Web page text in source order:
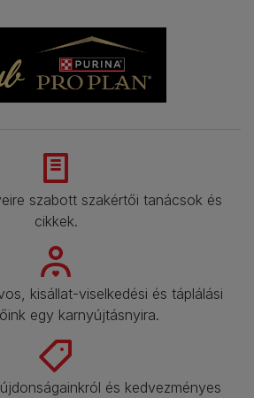
szabott szakértői tanácsok és
cikkek.
kisállat-viselkedési és táplálási
egy karnyújtásnyira.
és kedvezményes